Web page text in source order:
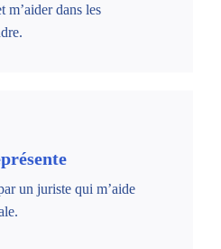
m’aider dans les
un juriste qui m’aide